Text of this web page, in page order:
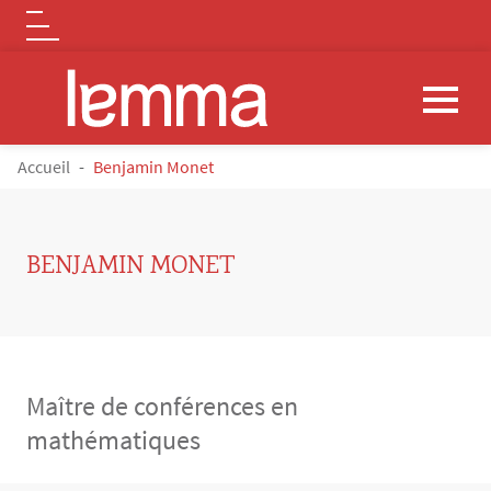
Aller au contenu principal
Logo
FIL D'ARIANE
Accueil Benjamin Monet
BENJAMIN MONET
Maître de conférences en
mathématiques